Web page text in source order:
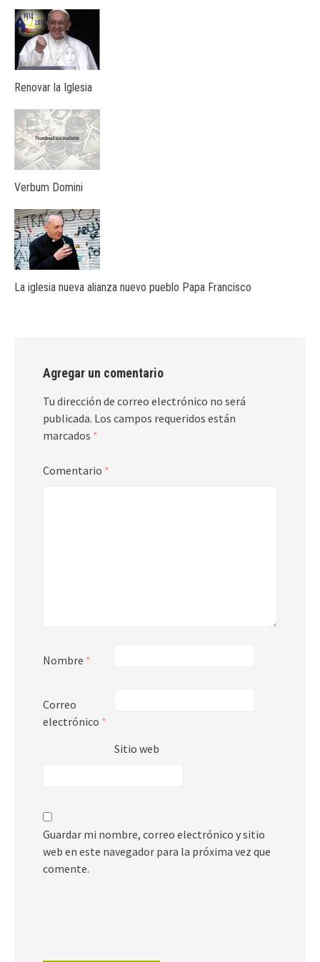
Renovar la Iglesia
Verbum Domini
La iglesia nueva alianza nuevo pueblo Papa Francisco
Agregar un comentario
Tu dirección de correo electrónico no será
publicada. Los campos requeridos están
marcados *
Comentario *
Nombre *
Correo
electrónico *
Sitio web
Guardar mi nombre, correo electrónico y sitio
web en este navegador para la próxima vez que
comente.